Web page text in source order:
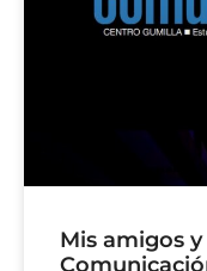
Mis amigos